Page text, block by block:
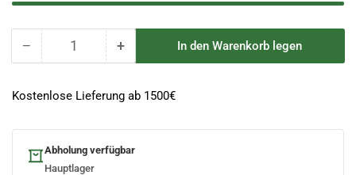
− Menge
RSS
Schrägdach
Anzahl +Menge
für
RSS
Schrägdach
In den Warenkorb legen
Kostenlose Lieferung ab 1500€
Abholung verfügbar
Hauptlager